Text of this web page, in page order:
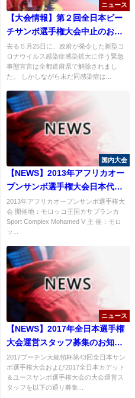
ニュース
【大会情報】第２回全日本ビー
チサンボ選手権大会中止のお知
らせ
去る５月25日に、政府が発令した新型コ
ロナウイルス感染症感染拡大に伴う緊急
事態宣言は全都道府県で解除されまし
た。 しかしながら未だ同感染症は...
国内大会
【NEWS】2013年アフリカオー
プンサンボ選手権大会日本代表
選手団
2013年アフリカオープンサンボ選手権大
会 開催地：モロッコ王国カサブランカ
Sport Complex Mohamed V 主 催：モロ
ッ...
ニュース
【NEWS】2017年全日本選手権
大会運営スタッフ募集のお知ら
せ【２月３日更新】
2017プーチン大統領杯第43回全日本サン
ボ選手権大会および2017全日本カデット
＆ユースサンボ選手権大会の大会運営ス
タッフを以下の通り募集...